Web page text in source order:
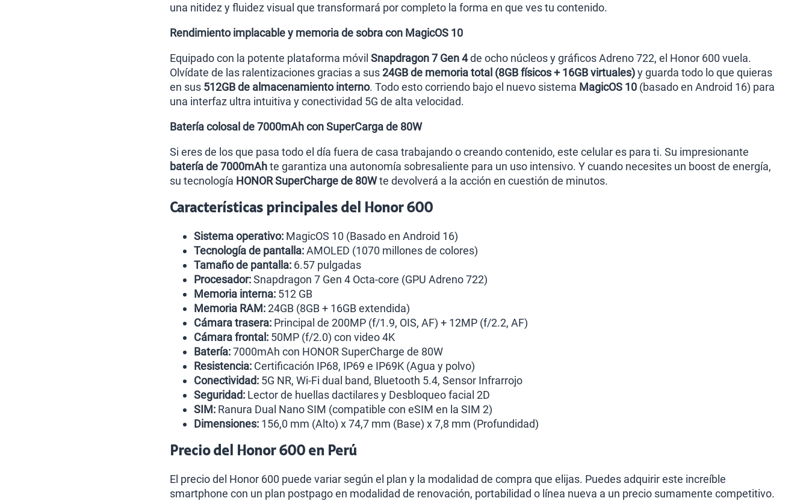
una nitidez y fluidez visual que transformará por completo la forma en que ves tu contenido.
Rendimiento implacable y memoria de sobra con MagicOS 10
Equipado con la potente plataforma móvil Snapdragon 7 Gen 4de ocho núcleos y gráficos Adreno 722, el Honor 600 vuela.
Olvídate de las ralentizaciones gracias a sus24GB de memoria total (8GB físicos + 16GB virtuales)y guarda todo lo que quieras
en sus 512GB de almacenamiento interno. Todo esto corriendo bajo el nuevo sistema MagicOS 10 (basado en Android 16) para
una interfaz ultra intuitiva y conectividad 5G de alta velocidad.
Batería colosal de 7000mAh con SuperCarga de 80W
Si eres de los que pasa todo el día fuera de casa trabajando o creando contenido, este celular es para ti. Su impresionante
batería de 7000mAhte garantiza una autonomía sobresaliente para un uso intensivo. Y cuando necesites un boost de energía,
su tecnología HONOR SuperCharge de 80Wte devolverá a la acción en cuestión de minutos.
Características principales del Honor 600
Sistema operativo: MagicOS 10 (Basado en Android 16)
Tecnología de pantalla:AMOLED (1070 millones de colores)
Tamaño de pantalla: 6.57 pulgadas
Procesador:Snapdragon 7 Gen 4 Octa-core (GPU Adreno 722)
Memoria interna: 512 GB
Memoria RAM:24GB (8GB + 16GB extendida)
Cámara trasera: Principal de 200MP (f/1.9, OIS, AF) + 12MP (f/2.2, AF)
Cámara frontal: 50MP (f/2.0) con video 4K
Batería:7000mAh con HONOR SuperCharge de 80W
Resistencia: Certificación IP68, IP69 e IP69K (Agua y polvo)
Conectividad: 5G NR, Wi-Fi dual band, Bluetooth 5.4, Sensor Infrarrojo
Seguridad: Lector de huellas dactilares y Desbloqueo facial 2D
SIM: Ranura Dual Nano SIM (compatible con eSIM en la SIM 2)
Dimensiones: 156,0 mm (Alto) x 74,7 mm (Base) x 7,8 mm (Profundidad)
Precio del Honor 600 en Perú
El precio del Honor 600 puede variar según el plan y la modalidad de compra que elijas. Puedes adquirir este increíble
smartphone con un plan postpago en modalidad de renovación, portabilidad o línea nueva a un precio sumamente competitivo.